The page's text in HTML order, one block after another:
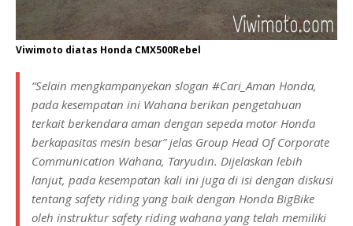
Viwimoto diatas Honda CMX500Rebel
“Selain mengkampanyekan slogan #Cari_Aman Honda,
pada kesempatan ini Wahana berikan pengetahuan
terkait berkendara aman dengan sepeda motor Honda
berkapasitas mesin besar” jelas Group Head Of Corporate
Communication Wahana, Taryudin. Dijelaskan lebih
lanjut, pada kesempatan kali ini juga di isi dengan diskusi
tentang safety riding yang baik dengan Honda BigBike
oleh instruktur safety riding wahana yang telah memiliki